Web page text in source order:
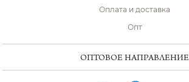
Оплата и доставка
Опт
ОПТОВОЕ НАПРАВЛЕНИЕ